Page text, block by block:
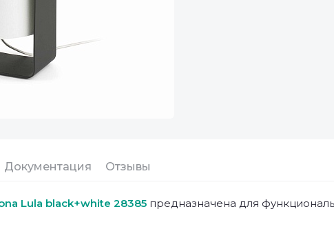
Документация Отзывы
Lula black+white 28385 предназначена для